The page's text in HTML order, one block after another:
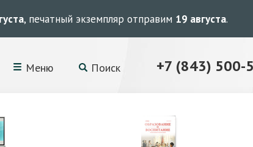
, печатный экземпляр отправим 19 августа.
Меню Поиск +7 (843) 500-